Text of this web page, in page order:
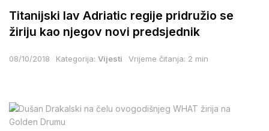
Titanijski lav Adriatic regije pridružio se
žiriju kao njegov novi predsjednik
08/10/2018 Kategorija: Vijesti Vrijeme čitanja: 2 min